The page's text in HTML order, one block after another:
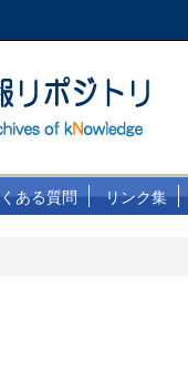
ある質問 リンク集